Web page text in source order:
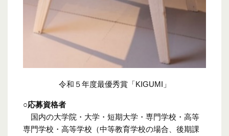
令和５年度最優秀賞「KIGUMI」
○応募資格者
国内の大学院・大学・短期大学・専門学校・高等
専門学校・高等学校（中等教育学校の場合、後期課